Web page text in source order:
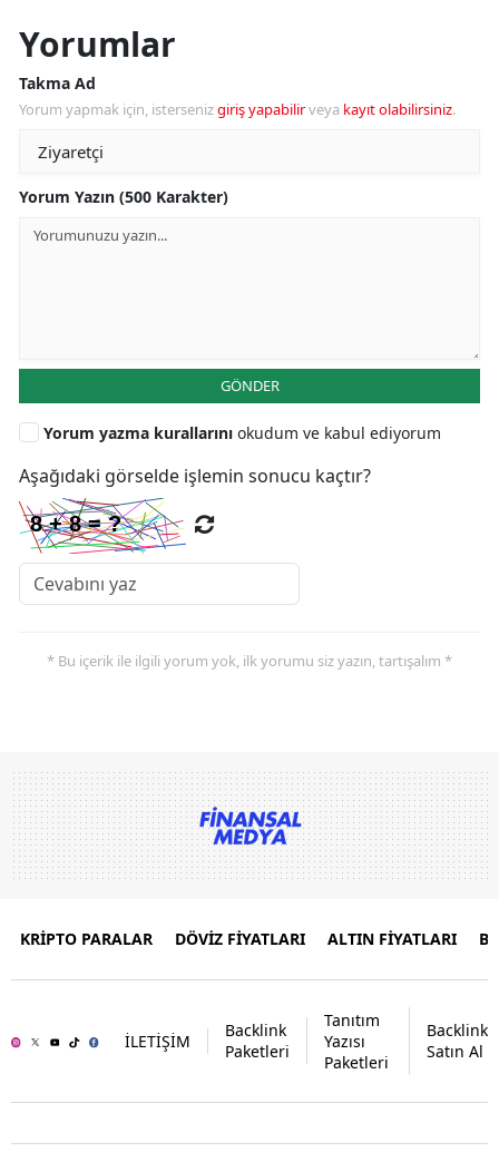
Yorumlar
Takma Ad
Yorum yapmak için, istersenizgiriş yapabilirveya kayıt olabilirsiniz.
Yorum Yazın (500 Karakter)
GÖNDER
Yorum yazma kurallarını okudum ve kabul ediyorum
Aşağıdaki görselde işlemin sonucu kaçtır?
* Bu içerik ile ilgili yorum yok, ilk yorumu siz yazın, tartışalım *
KRİPTO PARALAR DÖVİZ FİYATLARI ALTIN FİYATLARI
İLETİŞİM
Backlink
Paketleri
Tanıtım
Yazısı
Paketleri
Backlink
Satın Al